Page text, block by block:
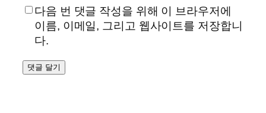
다음 번 댓글 작성을 위해 이 브라우저에
이름, 이메일, 그리고 웹사이트를 저장합니
다.